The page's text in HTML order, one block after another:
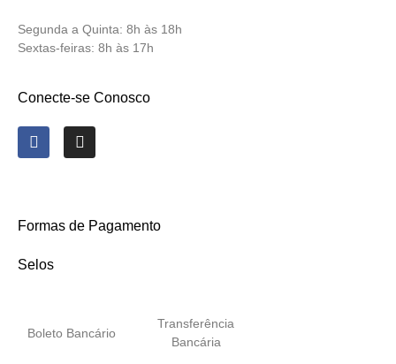
Segunda a Quinta: 8h às 18h
Sextas-feiras: 8h às 17h
Conecte-se Conosco
Formas de Pagamento
Selos
Boleto Bancário
Transferência
Bancária